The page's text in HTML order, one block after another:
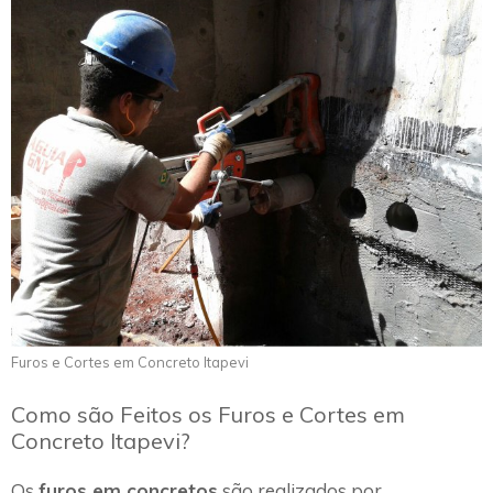
Furos e Cortes em Concreto Itapevi
Como são Feitos os Furos e Cortes em
Concreto Itapevi?